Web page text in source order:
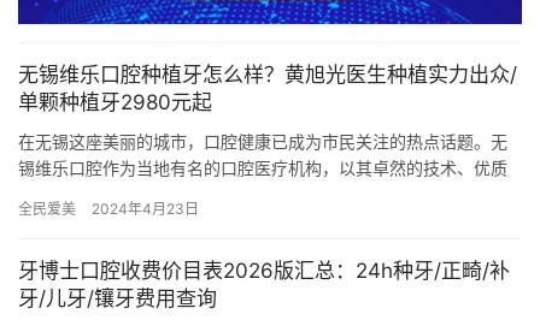
无锡维乐口腔种植牙怎么样？黄旭光医生种植实力出众/
单颗种植牙2980元起
在无锡这座美丽的城市，口腔健康已成为市民关注的热点话题。无
锡维乐口腔作为当地有名的口腔医疗机构，以其卓然的技术、优质
植牙领…
全民爱美 2024年4月23日
牙博士口腔收费价目表2026版汇总：24h种牙/正畸/补
牙/儿牙/镶牙费用查询